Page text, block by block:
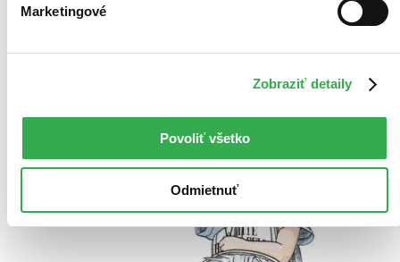
Marketingové
Zobraziť detaily
Povoliť všetko
Odmietnuť
Najlacnejšie